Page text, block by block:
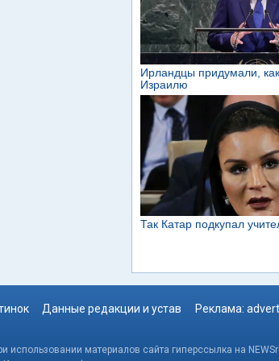
Данные редакции и устав Реклама:
материалов сайта гиперссылка на